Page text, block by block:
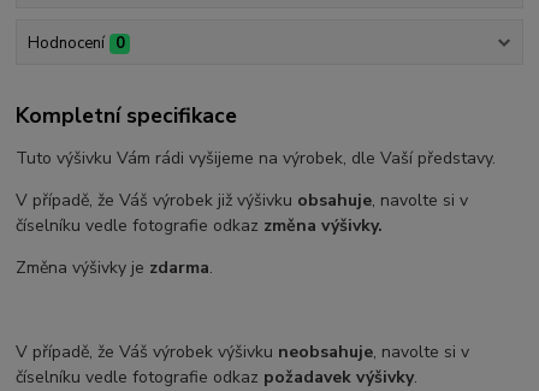
Hodnocení 0
Kompletní specifikace
Tuto výšivku Vám rádi vyšijeme na výrobek, dle Vaší představy.
V případě, že Váš výrobek již výšivku obsahuje, navolte si v
číselníku vedle fotografie odkaz změna výšivky.
Změna výšivky je zdarma.
V případě, že Váš výrobek výšivku neobsahuje, navolte si v
číselníku vedle fotografie odkaz požadavek výšivky.